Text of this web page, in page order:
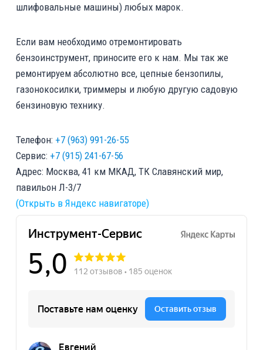
шлифовальные машины) любых марок.
Если вам необходимо отремонтировать
бензоинструмент, приносите его к нам. Мы так же
ремонтируем абсолютно все, цепные бензопилы,
газонокосилки, триммеры и любую другую садовую
бензиновую технику.
Телефон: +7 (963) 991-26-55
Сервис: +7 (915) 241-67-56
Адрес: Москва, 41 км МКАД, ТК Славянский мир,
павильон Л-3/7
(Открыть в Яндекс навигаторе)